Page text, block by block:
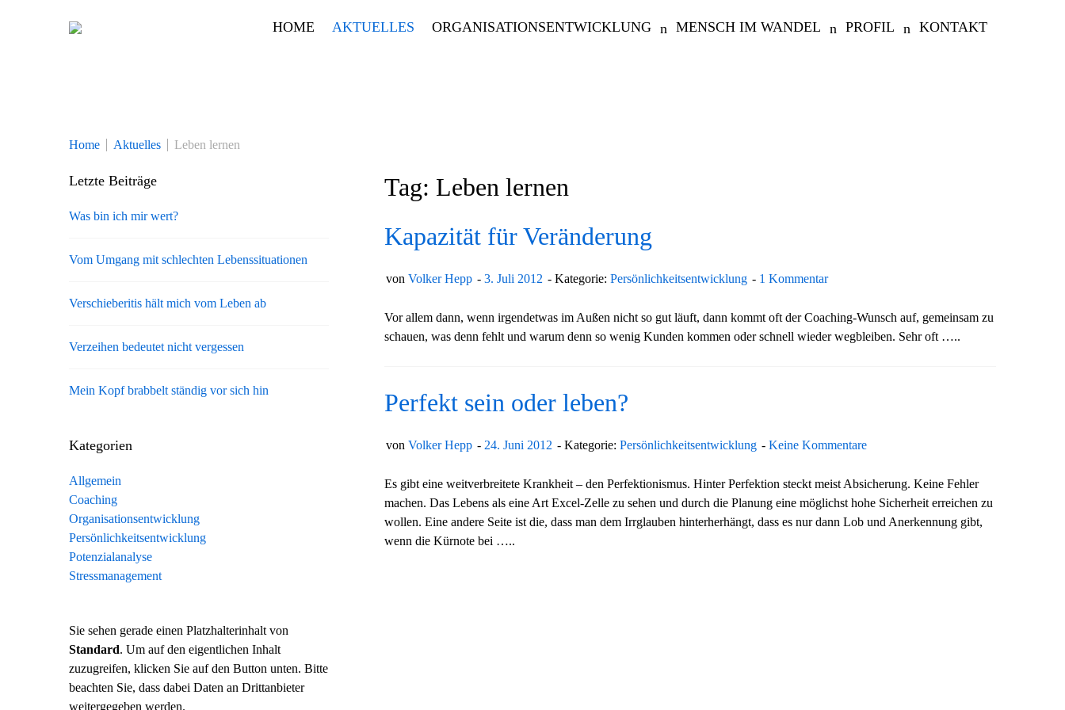
HOME AKTUELLES ORGANISATIONSENTWICKLUNG MENSCH IM WANDEL PROFIL KONTAKT
Home Aktuelles Leben lernen
Tag: Leben lernen
Kapazität für Veränderung
von Volker Hepp 3. Juli 2012 Kategorie: Persönlichkeitsentwicklung 1 Kommentar
Vor allem dann, wenn irgendetwas im Außen nicht so gut läuft, dann kommt oft der Coaching-Wunsch auf, gemeinsam zu
schauen, was denn fehlt und warum denn so wenig Kunden kommen oder schnell wieder wegbleiben. Sehr oft …..
Perfekt sein oder leben?
von Volker Hepp 24. Juni 2012 Kategorie: Persönlichkeitsentwicklung Keine Kommentare
Es gibt eine weitverbreitete Krankheit – den Perfektionismus. Hinter Perfektion steckt meist Absicherung. Keine Fehler
machen. Das Lebens als eine Art Excel-Zelle zu sehen und durch die Planung eine möglichst hohe Sicherheit erreichen zu
wollen. Eine andere Seite ist die, dass man dem Irrglauben hinterherhängt, dass es nur dann Lob und Anerkennung gibt,
wenn die Kürnote bei …..
Letzte Beiträge
Was bin ich mir wert?
Vom Umgang mit schlechten Lebenssituationen
Verschieberitis hält mich vom Leben ab
Verzeihen bedeutet nicht vergessen
Mein Kopf brabbelt ständig vor sich hin
Kategorien
Allgemein
Coaching
Organisationsentwicklung
Persönlichkeitsentwicklung
Potenzialanalyse
Stressmanagement
Sie sehen gerade einen Platzhalterinhalt von
Standard. Um auf den eigentlichen Inhalt
zuzugreifen, klicken Sie auf den Button unten. Bitte
beachten Sie, dass dabei Daten an Drittanbieter
weitergegeben werden.